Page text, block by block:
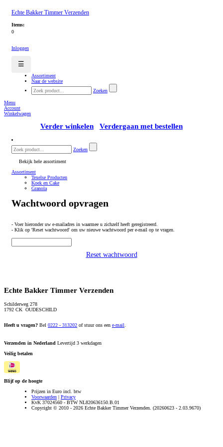
Echte Bakker Timmer Verzenden
Items:
0
Inloggen
☰
Assortiment
Naar de website
Zoeken
Menu
Account
Winkelwagen
Verder winkelen Verdergaan met bestellen
Zoeken
Bekijk hele assortiment
Assortiment
Texelse Producten
Koek en Cake
Granola
Wachtwoord opvragen
- Voer hieronder uw e-mailadres in waarmee u zichzelf heeft geregistreerd.
- Klik op 'Reset wachtwoord' om uw nieuwe wachtwoord per e-mail op te vragen.
Reset wachtwoord
Echte Bakker Timmer Verzenden
Schilderweg 278
1792 CK OUDESCHILD
Heeft u vragen? Bel 0222 - 313202 of stuur ons een e-mail
Verzenden in Nederland Levertijd 3 werkdagen
Veilig betalen
Blijf op de hoogte
Prijzen in Euro incl. btw
Voorwaarden | Privacy
KvK 37024560 - BTW NL820636150.B.01
Copyright © 2010 - 2026 Echte Bakker Timmer Verzenden. (20260623 - 2.03.9670)